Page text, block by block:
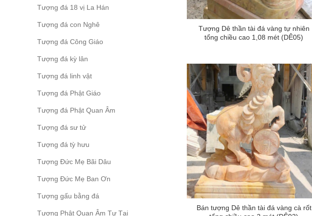
Tượng đá 18 vị La Hán
Tượng đá con Nghê
Tượng đá Công Giáo
Tượng đá kỳ lân
Tượng đá linh vật
Tượng đá Phật Giáo
Tượng đá Phật Quan Âm
Tượng đá sư tử
Tượng đá tỳ hưu
Tượng Đức Mẹ Bãi Dâu
Tượng Đức Mẹ Ban Ơn
Tượng gấu bằng đá
Tượng Phật Quan Âm Tự Tại
Tượng Dê thần tài đá vàng tự nhiên
tổng chiều cao 1,08 mét (DÊ05)
Bán tượng Dê thần tài đá vàng cà rốt